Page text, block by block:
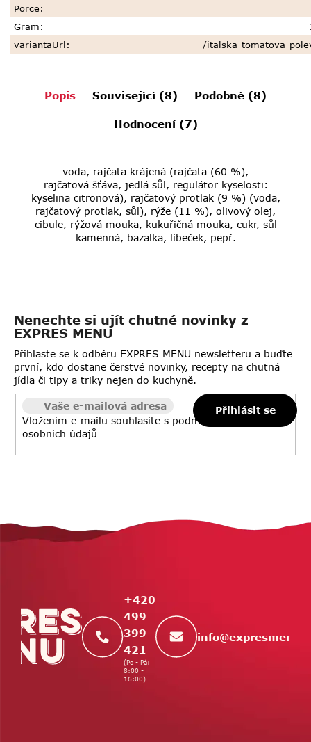
Porce:
Gram:
variantaUrl: /italska-tomatova-
Popis Související (8) Podobné (8)
Hodnocení (7)
voda, rajčata krájená (rajčata (60 %),
rajčatová šťáva, jedlá sůl, regulátor kyselosti:
kyselina citronová), rajčatový protlak (9 %) (voda,
rajčatový protlak, sůl), rýže (11 %), olivový olej,
cibule, rýžová mouka, kukuřičná mouka, cukr, sůl
kamenná, bazalka, libeček, pepř.
Nenechte si ujít chutné novinky z
EXPRES MENU
Přihlaste se k odběru EXPRES MENU newsletteru a buďte
první, kdo dostane čerstvé novinky, recepty na chutná
jídla či tipy a triky nejen do kuchyně.
Vložením e-mailu souhlasíte s podmínkami ochrany
osobních údajů
Přihlásit se
Z
á
+420
499
399
421
(Po - Pá:
8:00 -
16:00)
info@